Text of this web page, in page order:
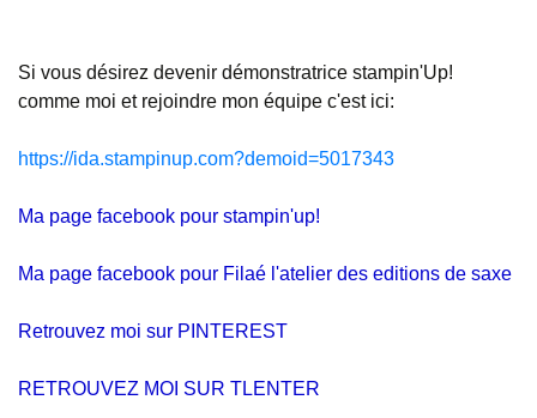
Si vous désirez devenir démonstratrice stampin'Up!
comme moi et rejoindre mon équipe c'est ici:
https://ida.stampinup.com?demoid=5017343
Ma page facebook pour stampin'up!
Ma page facebook pour Filaé l'atelier des editions de saxe
Retrouvez moi sur PINTEREST
RETROUVEZ MOI SUR TLENTER